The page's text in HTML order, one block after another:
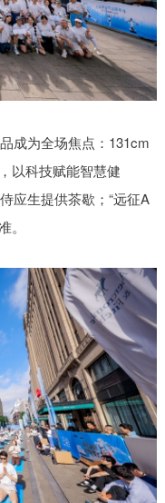
成为全场焦点：131cm
以科技赋能智慧健
应生提供茶歇；“远征A